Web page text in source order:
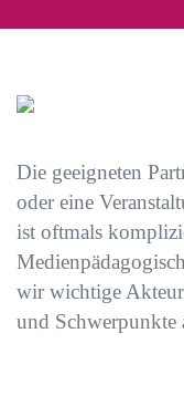
Die geeigneten
oder eine
ist oftmals
wir wichtige
und Schwerpunkte